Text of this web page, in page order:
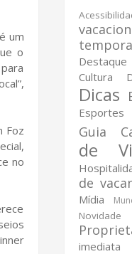
um
o
Foz
no
Destaque
Cultura
Dicas
Esportes
Guia
de
de
Mídia
Novidade
imediata